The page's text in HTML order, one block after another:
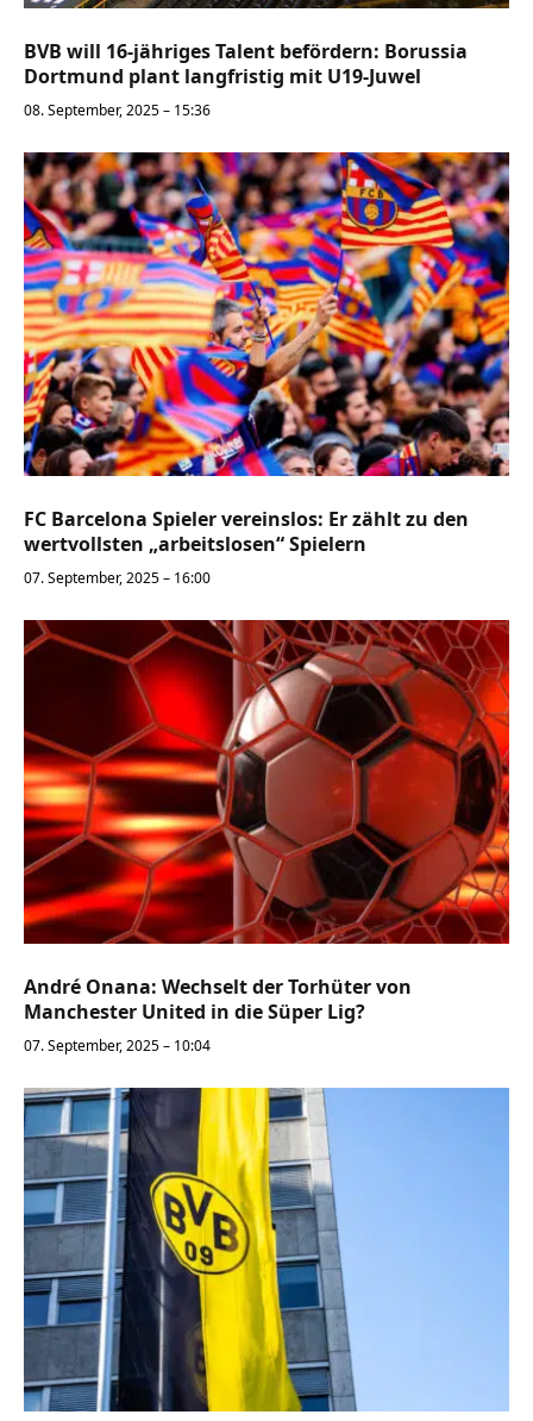
BVB will 16-jähriges Talent befördern: Borussia
Dortmund plant langfristig mit U19-Juwel
08. September, 2025 – 15:36
FC Barcelona Spieler vereinslos: Er zählt zu den
wertvollsten „arbeitslosen“ Spielern
07. September, 2025 – 16:00
André Onana: Wechselt der Torhüter von
Manchester United in die Süper Lig?
07. September, 2025 – 10:04